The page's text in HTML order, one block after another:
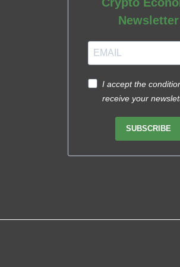
Newsletter
I accept the
receive your
SUBSCRIBE